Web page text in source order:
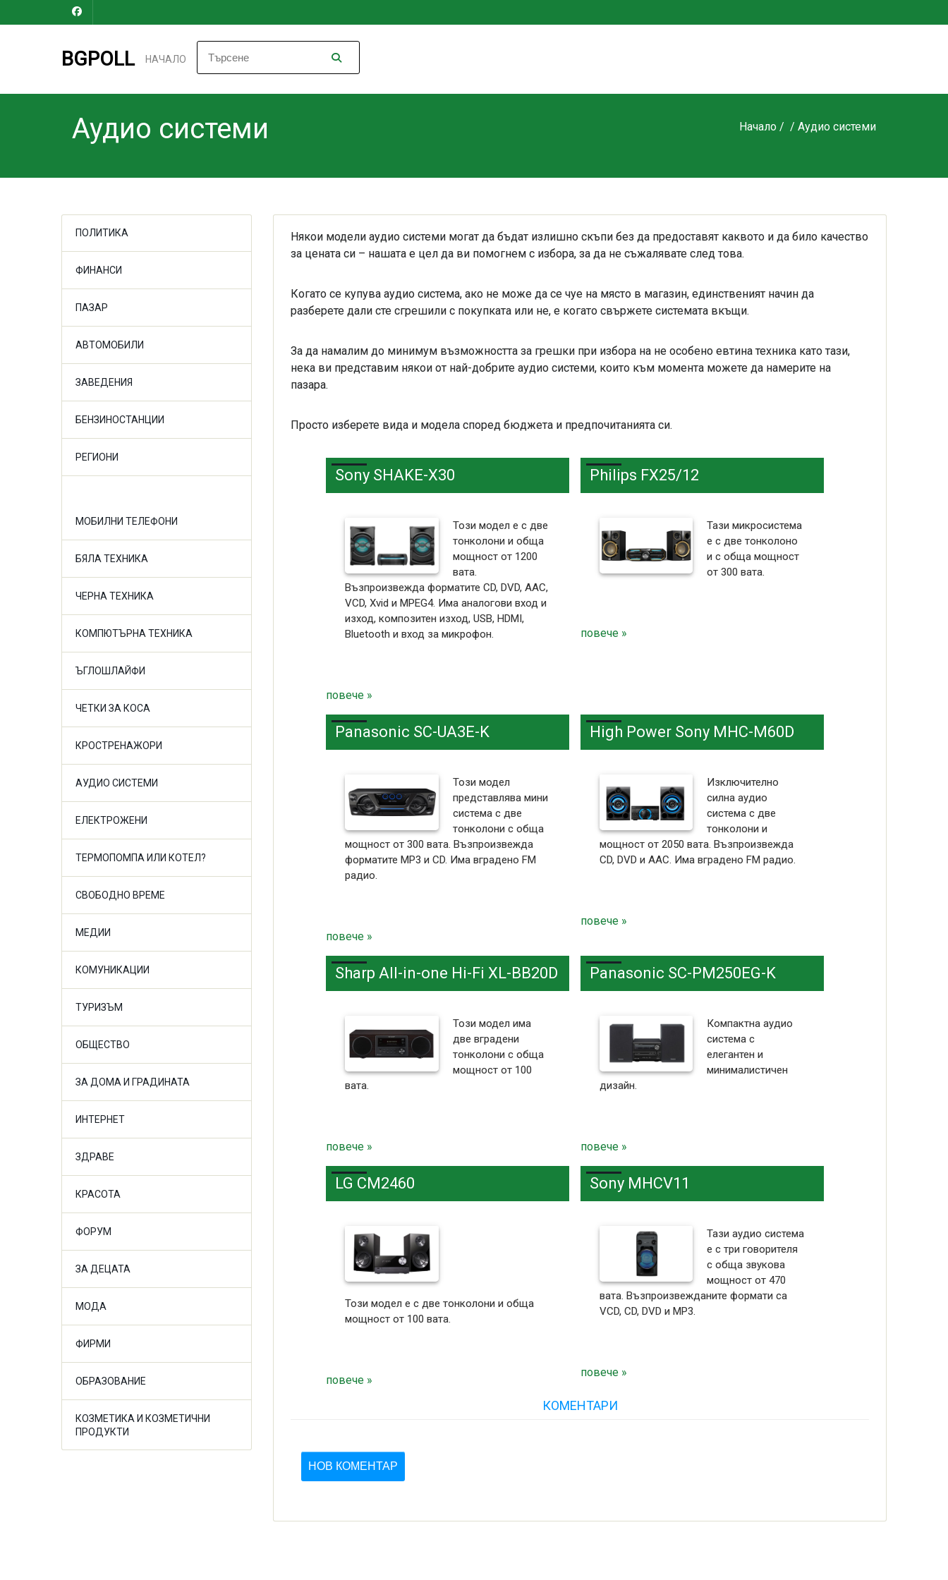
BGPOLL НАЧАЛО
Аудио системи Начало / / Аудио системи
ПОЛИТИКА
ФИНАНСИ
ПАЗАР
АВТОМОБИЛИ
ЗАВЕДЕНИЯ
БЕНЗИНОСТАНЦИИ
РЕГИОНИ
МОБИЛНИ ТЕЛЕФОНИ
БЯЛА ТЕХНИКА
ЧЕРНА ТЕХНИКА
КОМПЮТЪРНА ТЕХНИКА
ЪГЛОШЛАЙФИ
ЧЕТКИ ЗА КОСА
КРОСТРЕНАЖОРИ
АУДИО СИСТЕМИ
ЕЛЕКТРОЖЕНИ
ТЕРМОПОМПА ИЛИ КОТЕЛ?
СВОБОДНО ВРЕМЕ
МЕДИИ
КОМУНИКАЦИИ
ТУРИЗЪМ
ОБЩЕСТВО
ЗА ДОМА И ГРАДИНАТА
ИНТЕРНЕТ
ЗДРАВЕ
КРАСОТА
ФОРУМ
ЗА ДЕЦАТА
МОДА
ФИРМИ
ОБРАЗОВАНИЕ
КОЗМЕТИКА И КОЗМЕТИЧНИ
ПРОДУКТИ
Някои модели аудио системи могат да бъдат излишно скъпи без да предоставят каквото и да било качество
за цената си – нашата е цел да ви помогнем с избора, за да не съжалявате след това.
Когато се купува аудио система, ако не може да се чуе на място в магазин, единственият начин да
разберете дали сте сгрешили с покупката или не, е когато свържете системата вкъщи.
За да намалим до минимум възможността за грешки при избора на не особено евтина техника като тази,
нека ви представим някои от най-добрите аудио системи, които към момента можете да намерите на
пазара.
Просто изберете вида и модела според бюджета и предпочитанията си.
Sony SHAKE-X30
Този модел е с две
тонколони и обща
мощност от 1200
вата.
Възпроизвежда форматите CD, DVD, AAC,
VCD, Xvid и MPEG4. Има аналогови вход и
изход, композитен изход, USB, HDMI,
Bluetooth и вход за микрофон.
повече »
Philips FX25/12
Тази микросистема
е с две тонколоно
и с обща мощност
от 300 вата.
повече »
Panasonic SC-UA3E-K
Този модел
представлява мини
система с две
тонколони с обща
мощност от 300 вата. Възпроизвежда
форматите MP3 и CD. Има вградено FM
радио.
повече »
High Power Sony MHC-M60D
Изключително
силна аудио
система с две
тонколони и
мощност от 2050 вата. Възпроизвежда
CD, DVD и AAC. Има вградено FM радио.
повече »
Sharp All-in-one Hi-Fi XL-BB20D
Този модел има
две вградени
тонколони с обща
мощност от 100
вата.
повече »
Panasonic SC-PM250EG-K
Компактна аудио
система с
елегантен и
минималистичен
дизайн.
повече »
LG CM2460
Този модел е с две тонколони и обща
мощност от 100 вата.
повече »
Sony MHCV11
Тази аудио система
е с три говорителя
с обща звукова
мощност от 470
вата. Възпроизвежданите формати са
VCD, CD, DVD и MP3.
повече »
КОМЕНТАРИ
НОВ КОМЕНТАР